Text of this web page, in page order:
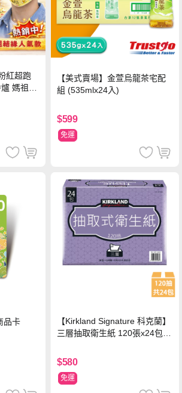
紅超跑
媽祖加
【美式賣場】金萱烏龍茶宅配
組 (535mlx24入)
$599
免運
品卡
【Kirkland Signature 科克蘭】
三層抽取衛生紙 120張x24包x1
$580
免運